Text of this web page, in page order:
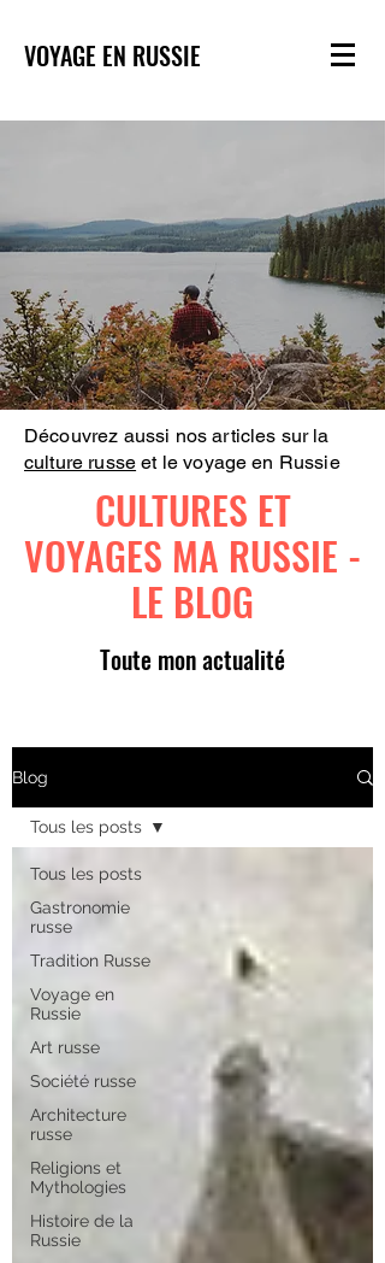
VOYAGE EN RUSSIE
Découvrez aussi nos articles sur la
culture russe et le voyage en Russie
CULTURES ET
VOYAGES MA RUSSIE -
LE BLOG
Toute mon actualité
Blog
Tous les posts
Gastronomie
russe
Tradition Russe
Voyage en
Russie
Art russe
Société russe
Architecture
russe
Religions et
Mythologies
Histoire de la
Russie
Tous les posts